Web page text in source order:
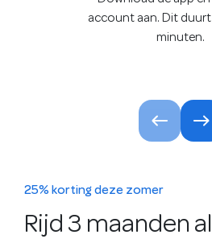
account aan. Dit
minuten.
25% korting deze zomer
Rijd 3 maanden